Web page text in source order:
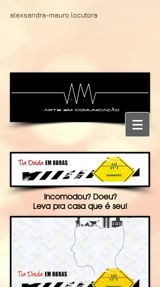
alexsandra-mauro locutora
Incomodou? Doeu?
Leva pra casa que é seu!